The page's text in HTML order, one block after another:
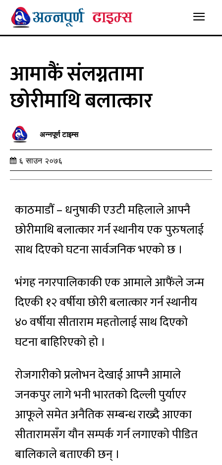
आमाकैं संलग्नतामा
छोरीमाथि बलात्कार
अन्नपूर्ण टाइम्स
६ साउन २०७६
काठमाडौं – धनुषाकी एउटी महिलाले आफ्नै
छोरीमाथि बलात्कार गर्न स्थानीय एक पुरुषलाई
साथ दिएको घटना सार्वजनिक भएको छ ।
भंगह नगरपालिकाकी एक आमाले आफैंले जन्म
दिएकी १२ वर्षीया छोरी बलात्कार गर्न स्थानीय
४० वर्षीया सीताराम महतोलाई साथ दिएको
घटना बाहिरिएको हो ।
रोजगारीको प्रलोभन देखाई आफ्नै आमाले
जनकपुर लागे भनी भारतको दिल्ली पुर्याएर
आफूले समेत अनैतिक सम्बन्ध राख्दै आएका
सीतारामसँग यौन सम्पर्क गर्न लगाएको पीडित
बालिकाले बताएकी छन् ।